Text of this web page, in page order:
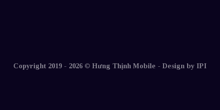
Copyright 2019 - 2026 © Hưng Thịnh Mobile - Design by IPI